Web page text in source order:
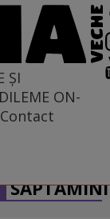
ȘI
DILEME ON-
Contact